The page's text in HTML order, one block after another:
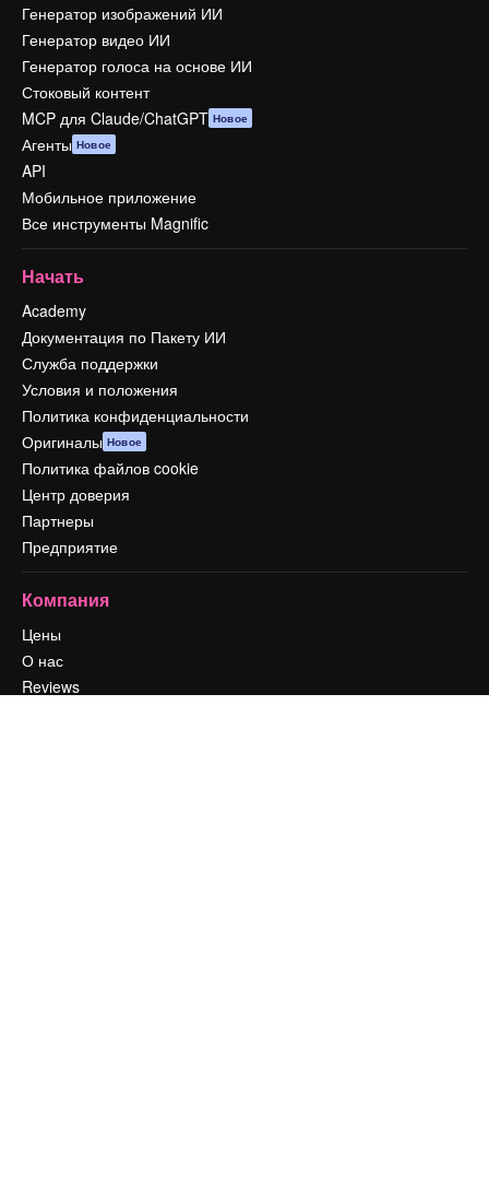
Генератор изображений ИИ
Генератор видео ИИ
Генератор голоса на основе ИИ
Стоковый контент
MCP для Claude/ChatGPT Новое
Агенты Новое
API
Мобильное приложение
Все инструменты Magnific
Начать
Academy
Документация по Пакету ИИ
Служба поддержки
Условия и положения
Политика конфиденциальности
Оригиналы Новое
Политика файлов cookie
Центр доверия
Партнеры
Предприятие
Компания
Цены
О нас
Reviews